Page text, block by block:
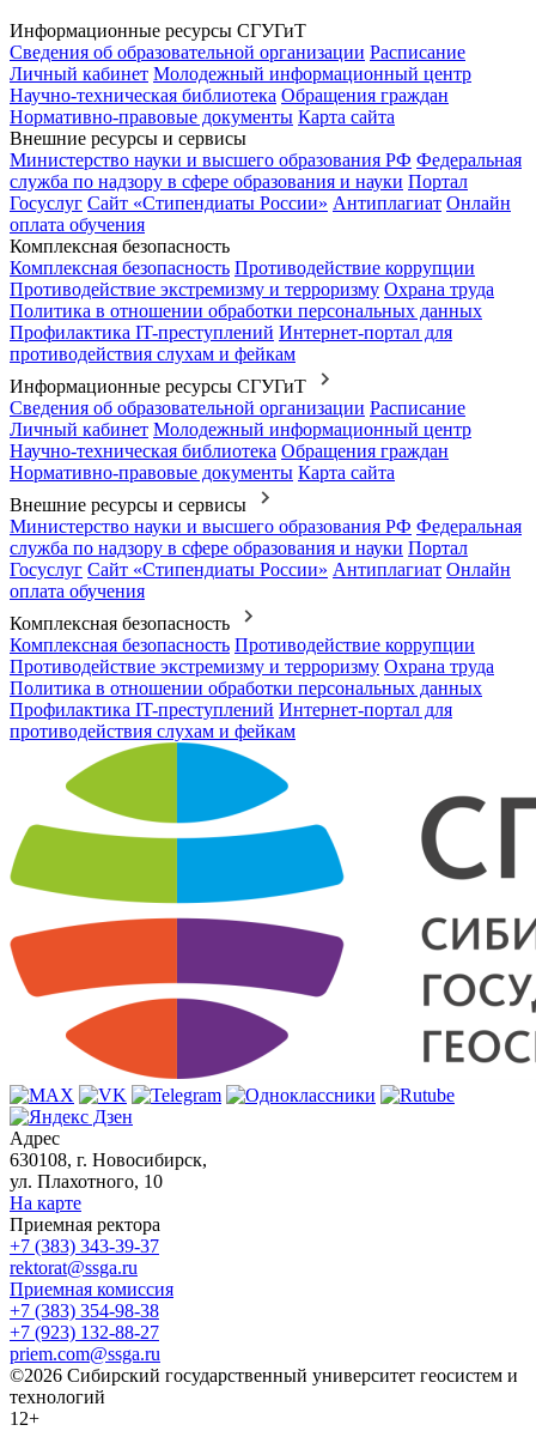
Информационные ресурсы СГУГиТ
Сведения об образовательной организации Расписание
Личный кабинет Молодежный информационный центр
Научно-техническая библиотека Обращения граждан
Нормативно-правовые документы Карта сайта
Внешние ресурсы и сервисы
Министерство науки и высшего образования РФ Федеральная
служба по надзору в сфере образования и науки Портал
Госуслуг Сайт «Стипендиаты России» Антиплагиат Онлайн
оплата обучения
Комплексная безопасность
Комплексная безопасность Противодействие коррупции
Противодействие экстремизму и терроризму Охрана труда
Политика в отношении обработки персональных данных
Профилактика IT-преступлений Интернет-портал для
противодействия слухам и фейкам
Информационные ресурсы СГУГиТ
Сведения об образовательной организации Расписание
Личный кабинет Молодежный информационный центр
Научно-техническая библиотека Обращения граждан
Нормативно-правовые документы Карта сайта
Внешние ресурсы и сервисы
Министерство науки и высшего образования РФ Федеральная
служба по надзору в сфере образования и науки Портал
Госуслуг Сайт «Стипендиаты России» Антиплагиат Онлайн
оплата обучения
Комплексная безопасность
Комплексная безопасность Противодействие коррупции
Противодействие экстремизму и терроризму Охрана труда
Политика в отношении обработки персональных данных
Профилактика IT-преступлений Интернет-портал для
противодействия слухам и фейкам
Адрес
630108, г. Новосибирск,
ул. Плахотного, 10
На карте
Приемная ректора
+7 (383) 343-39-37
rektorat@ssga.ru
Приемная комиссия
+7 (383) 354-98-38
+7 (923) 132-88-27
priem.com@ssga.ru
©2026 Сибирский государственный университет геосистем и
технологий
12+